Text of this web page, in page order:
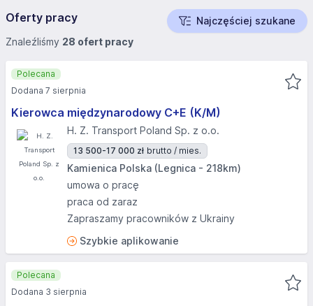
Oferty pracy
Najczęściej szukane
Znaleźliśmy 28 ofert pracy
Kierowca międzynarodowy C+E (K/M)
H. Z. Transport Poland Sp. z o.o.
13 500-17 000 zł brutto / mies.
Kamienica Polska (Legnica - 218km)
umowa o pracę
praca od zaraz
Zapraszamy pracowników z Ukrainy
Szybkie aplikowanie
Polecana
Dodana 7 sierpnia
Polecana
Dodana 3 sierpnia